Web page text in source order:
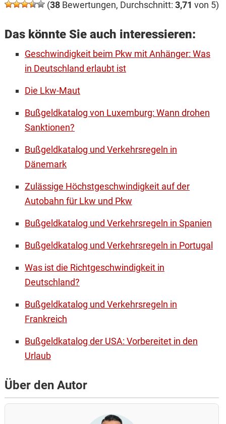
(38Bewertungen, Durchschnitt: 3,71 von 5)
Das könnte Sie auch interessieren:
Geschwindigkeit beim Pkw mit Anhänger: Was
in Deutschland erlaubt ist
Die Lkw-Maut
Bußgeldkatalog von Luxemburg: Wann drohen
Sanktionen?
Bußgeldkatalog und Verkehrsregeln in
Dänemark
Zulässige Höchstgeschwindigkeit auf der
Autobahn für Lkw und Pkw
Bußgeldkatalog und Verkehrsregeln in Spanien
Bußgeldkatalog und Verkehrsregeln in Portugal
Was ist die Richtgeschwindigkeit in
Deutschland?
Bußgeldkatalog und Verkehrsregeln in
Frankreich
Bußgeldkatalog der USA: Vorbereitet in den
Urlaub
Über den Autor